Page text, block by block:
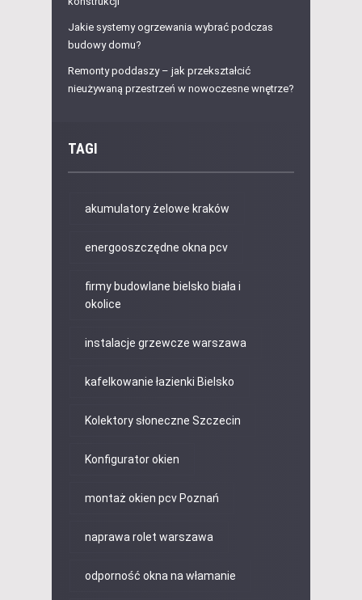
Jakie systemy ogrzewania wybrać podczas
budowy domu?
Remonty poddaszy – jak przekształcić
nieużywaną przestrzeń w nowoczesne wnętrze?
TAGI
akumulatory żelowe kraków
energooszczędne okna pcv
firmy budowlane bielsko biała i
okolice
instalacje grzewcze warszawa
kafelkowanie łazienki Bielsko
Kolektory słoneczne Szczecin
Konfigurator okien
montaż okien pcv Poznań
naprawa rolet warszawa
odporność okna na włamanie